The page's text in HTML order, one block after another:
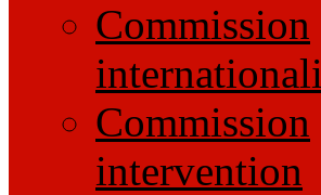
Commission
Commission
intervention